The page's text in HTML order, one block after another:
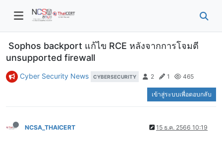
Sophos backport แก้ไข RCE หลังจากการโจมตี
unsupported firewall
Cyber Security News CYBERSECURITY 2 1 465
เข้าสู่ระบบเพื่อตอบกลับ
NCSA_THAICERT 15 ธ.ค. 2566 10:19